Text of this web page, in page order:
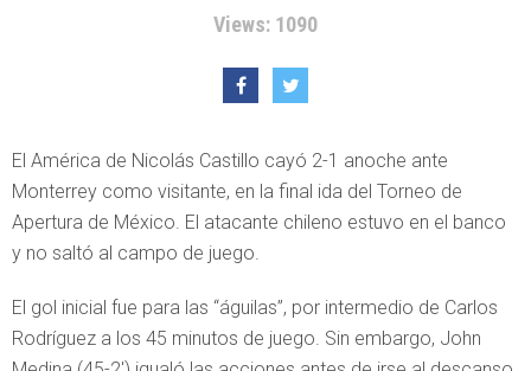
Views: 1090
El América de Nicolás Castillo cayó 2-1 anoche ante
Monterrey como visitante, en la final ida del Torneo de
Apertura de México. El atacante chileno estuvo en el banco
y no saltó al campo de juego.
El gol inicial fue para las “águilas”, por intermedio de Carlos
Rodríguez a los 45 minutos de juego. Sin embargo, John